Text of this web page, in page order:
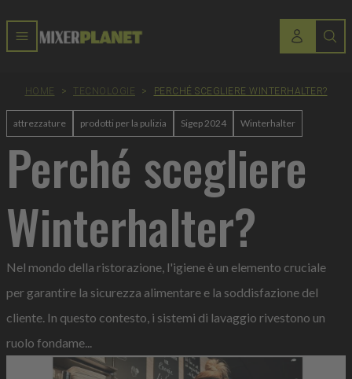
HOME > TECNOLOGIE > PERCHÉ SCEGLIERE WINTERHALTER?
attrezzature prodotti per la pulizia Sigep 2024 Winterhalter
Perché scegliere
Winterhalter?
Nel mondo della ristorazione, l'igiene è un elemento cruciale
per garantire la sicurezza alimentare e la soddisfazione del
cliente. In questo contesto, i sistemi di lavaggio rivestono un
ruolo fondame...